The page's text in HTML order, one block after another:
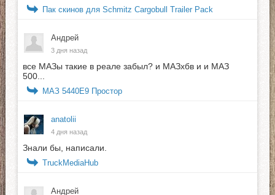
Пак скинов для Schmitz Cargobull Trailer Pack
Андрей
3 дня назад
все МАЗы такие в реале забыл? и МАЗхбв и и МАЗ
500...
МАЗ 5440E9 Простор
anatolii
4 дня назад
Знали бы, написали.
TruckMediaHub
Андрей